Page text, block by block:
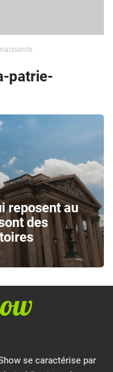
patrie-
reposent au
des
se caractérise par